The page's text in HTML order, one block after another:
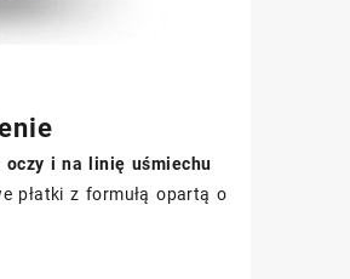
oczy i na linię uśmiechu
płatki z formułą opartą o